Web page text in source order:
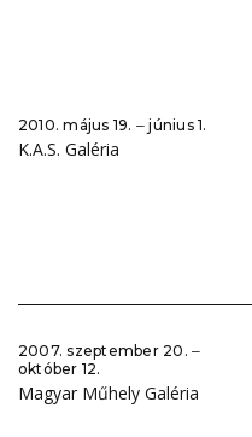
2010. május 19. ‒ június 1.
K.A.S. Galéria
2007. szeptember 20. ‒
október 12.
Magyar Műhely Galéria